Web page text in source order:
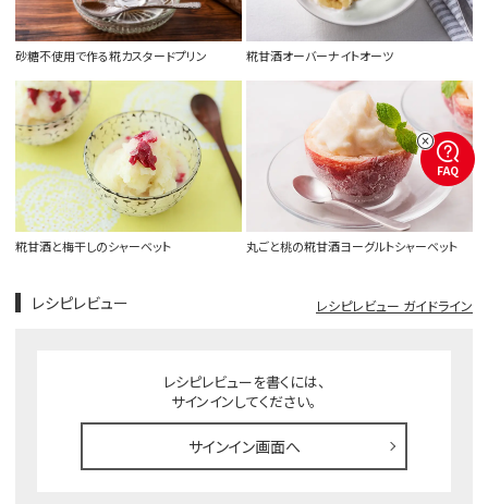
砂糖不使用で作る糀カスタードプリン 糀甘酒オーバーナイトオーツ
糀甘酒と梅干しのシャーベット 丸ごと桃の糀甘酒ヨーグルトシャーベット
レシピレビュー レシピレビュー ガイドライン
レシピレビューを書くには、
サインインしてください。
サインイン画面へ
FAQ